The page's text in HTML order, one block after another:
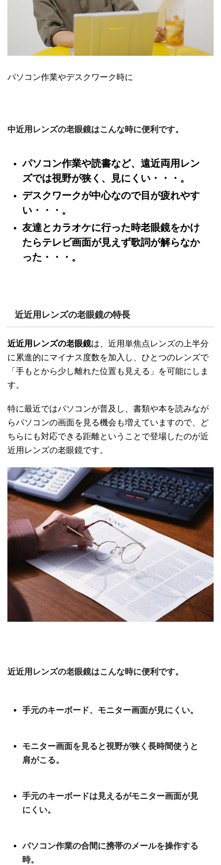
パソコン作業やデスクワーク時に
中近用レンズの老眼鏡はこんな時に便利です。
パソコン作業や読書など、遠近両用レン
ズでは視野が狭く、見にくい・・・。
デスクワークが中心なので目が疲れやす
い・・・。
友達とカラオケに行った時老眼鏡をかけ
たらテレビ画面が見えず歌詞が解らなか
った・・・。
近近用レンズの老眼鏡の特長
近近用レンズの老眼鏡は、近用単焦点レンズの上半分
に累進的にマイナス度数を加入し、ひとつのレンズで
「手もとから少し離れた位置も見える」を可能にしま
す。
特に最近ではパソコンが普及し、書類や本を読みなが
らパソコンの画面を見る機会も増えていますので、ど
ちらにも対応できる距離ということで登場したのが近
近用レンズの老眼鏡です。
近近用レンズの老眼鏡はこんな時に便利です。
手元のキーボード、モニター画面が見にくい。
モニター画面を見ると視野が狭く長時間使うと
肩がこる。
手元のキーボードは見えるがモニター画面が見
にくい。
パソコン作業の合間に携帯のメールを操作する
時。